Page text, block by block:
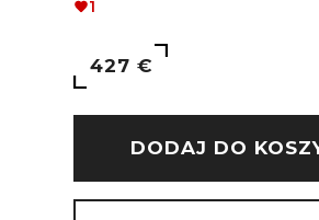
1
427 €
DODAJ DO